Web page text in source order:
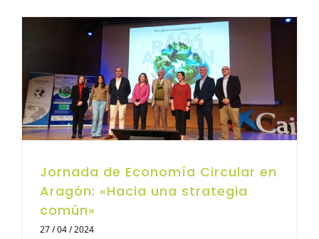
Jornada de Economía Circular en
Aragón: «Hacia una strategia
común»
27 / 04 / 2024